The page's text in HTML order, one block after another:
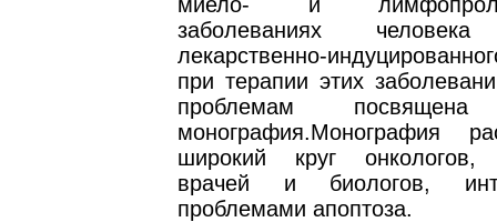
заболеваниях
лекарственно-
при терапии этих
проблемам посвящена
монография.Монография
широкий круг онкологов,
врачей и биологов,
проблемами апоптоза.